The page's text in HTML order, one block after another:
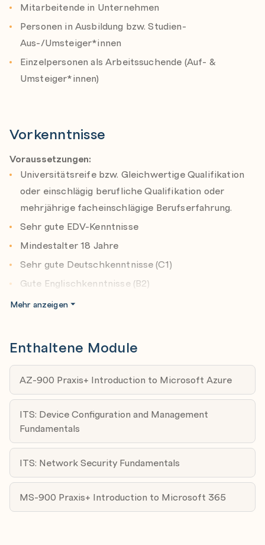
geeigneten Vorgehensmodellen – auch agil – zu
erstellen.
technische und organisatorische Projekte
methodisch zu planen, zu steuern und an veränderte
Rahmenbedingungen anzupassen.
ITS: Network Security Fundamentals
ITS: Device Configuration and Management
Fundamentals
AZ-900 Praxis+ Introduction to Microsoft Azure
MS-900 Praxis+ Introduction to Microsoft 365
Software Engineering
Projekt Management
Mitarbeitende in Unternehmen
Personen in Ausbildung bzw. Studien-
Aus-/Umsteiger*innen
Einzelpersonen als Arbeitssuchende (Auf- &
Umsteiger*innen)
Vorkenntnisse
Voraussetzungen:
Universitätsreife bzw. Gleichwertige Qualifikation
oder einschlägig berufliche Qualifikation oder
mehrjährige facheinschlägige Berufserfahrung.
Sehr gute EDV-Kenntnisse
Mindestalter 18 Jahre
Sehr gute Deutschkenntnisse (C1)
Gute Englischkenntnisse (B2)
Mehr anzeigen
Enthaltene Module
AZ-900 Praxis+ Introduction to Microsoft Azure
ITS: Device Configuration and Management
Fundamentals
ITS: Network Security Fundamentals
MS-900 Praxis+ Introduction to Microsoft 365